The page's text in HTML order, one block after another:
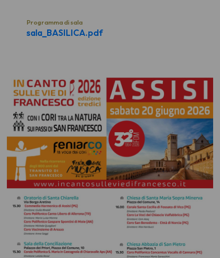
Programma di sala
sala_BASILICA.pdf